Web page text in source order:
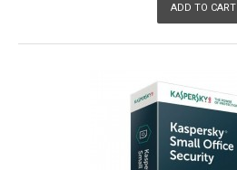
ADD TO CART